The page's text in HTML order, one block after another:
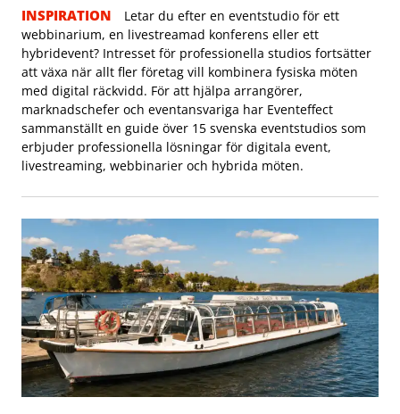
INSPIRATION
Letar du efter en eventstudio för ett
webbinarium, en livestreamad konferens eller ett
hybridevent? Intresset för professionella studios fortsätter
att växa när allt fler företag vill kombinera fysiska möten
med digital räckvidd. För att hjälpa arrangörer,
marknadschefer och eventansvariga har Eventeffect
sammanställt en guide över 15 svenska eventstudios som
erbjuder professionella lösningar för digitala event,
livestreaming, webbinarier och hybrida möten.